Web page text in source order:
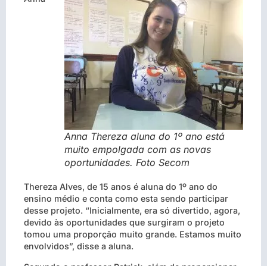
Anna Thereza aluna do 1º ano está
muito empolgada com as novas
oportunidades. Foto Secom
Thereza Alves, de 15 anos é aluna do 1º ano do
ensino médio e conta como esta sendo participar
desse projeto. “Inicialmente, era só divertido, agora,
devido às oportunidades que surgiram o projeto
tomou uma proporção muito grande. Estamos muito
envolvidos”, disse a aluna.